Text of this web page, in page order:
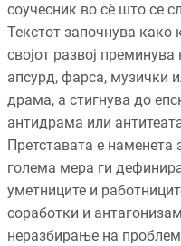
соучесник во сè што се
Текстот започнува како
својот развој
апсурд, фарса, музички
драма, а стигнува до
антидрама или
Претставата е наменета
голема мера ги
уметниците и
соработки и
неразбирање на